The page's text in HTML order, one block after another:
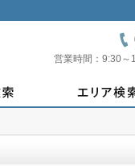
営業時間： 9:30～